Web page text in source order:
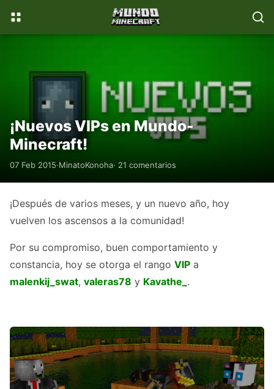
📚 💎
¡Nuevos VIPs en Mundo-
Minecraft!
07 Feb 2015·MinatoKonoha· 21 comentarios
¡Después de varios meses, y un nuevo año, hoy
vuelven los ascensos a la comunidad!
Por su compromiso, buen comportamiento y
constancia, hoy se otorga el rango VIP a
malenkij_swat, valeras78 y Kavathe_ .